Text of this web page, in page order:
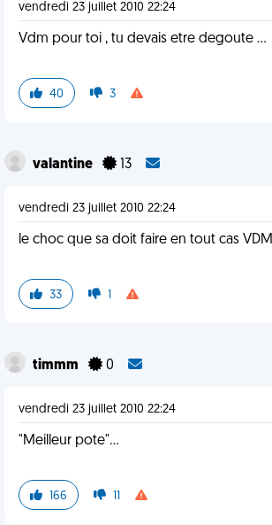
vendredi 23 juillet 2010 22:24
Vdm pour toi , tu devais etre degoute ...
40 3
valantine 13
vendredi 23 juillet 2010 22:24
le choc que sa doit faire en tout cas VDM
33 1
timmm 0
vendredi 23 juillet 2010 22:24
"Meilleur pote"...
166 11